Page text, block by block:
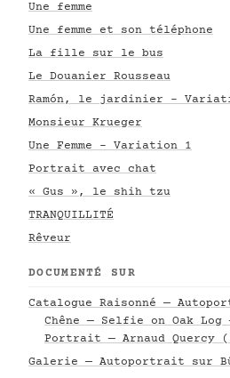
Une femme
Une femme et son téléphone
La fille sur le bus
Le Douanier Rousseau
Ramón, le jardinier -
Monsieur Krueger
Une Femme - Variation 1
Portrait avec chat
« Gus », le shih tzu
TRANQUILLITÉ
Rêveur
DOCUMENTÉ SUR
Catalogue Raisonné —
Chêne — Selfie on Oak Log
Portrait — Arnaud Quercy
Galerie — Autoportrait sur